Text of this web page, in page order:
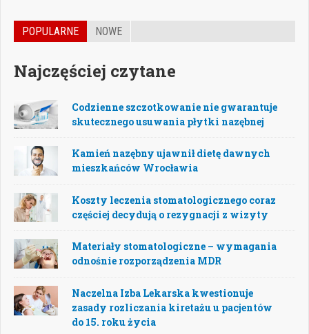
POPULARNE NOWE
Najczęściej czytane
Codzienne szczotkowanie nie gwarantuje
skutecznego usuwania płytki nazębnej
Kamień nazębny ujawnił dietę dawnych
mieszkańców Wrocławia
Koszty leczenia stomatologicznego coraz
częściej decydują o rezygnacji z wizyty
Materiały stomatologiczne – wymagania
odnośnie rozporządzenia MDR
Naczelna Izba Lekarska kwestionuje
zasady rozliczania kiretażu u pacjentów
do 15. roku życia